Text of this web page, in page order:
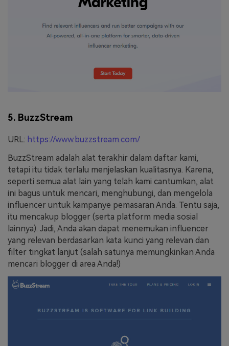
5. BuzzStream
URL: https://www.buzzstream.com/
BuzzStream adalah alat terakhir dalam daftar kami,
tetapi itu tidak terlalu menjelaskan kualitasnya. Karena,
seperti semua alat lain yang telah kami cantumkan, alat
ini bagus untuk mencari, menghubungi, dan mengelola
influencer untuk kampanye pemasaran Anda. Tentu saja,
itu mencakup blogger (serta platform media sosial
lainnya). Jadi, Anda akan dapat menemukan influencer
yang relevan berdasarkan kata kunci yang relevan dan
filter tingkat lanjut (salah satunya memungkinkan Anda
mencari blogger di area Anda!)